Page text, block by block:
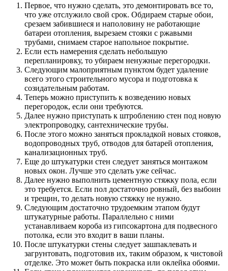
Первое, что нужно сделать, это демонтировать все то,
что уже отслужило свой срок. Обдираем старые обои,
срезаем забившиеся и наполовину не работающие
батареи отопления, вырезаем стояки с ржавыми
трубами, снимаем старое напольное покрытие.
Если есть намерения сделать небольшую
перепланировку, то убираем ненужные перегородки.
Следующим малоприятным пунктом будет удаление
всего этого строительного мусора и подготовка к
созидательным работам.
Теперь можно приступить к возведению новых
перегородок, если они требуются.
Далее нужно приступать к штроблению стен под новую
электропроводку, сантехнические трубы.
После этого можно заняться прокладкой новых стояков,
водопроводных труб, отводов для батарей отопления,
канализационных труб.
Еще до штукатурки стен следует заняться монтажом
новых окон. Лучше это сделать уже сейчас.
Далее нужно выполнить цементную стяжку пола, если
это требуется. Если пол достаточно ровный, без выбоин
и трещин, то делать новую стяжку не нужно.
Следующим достаточно трудоемким этапом будут
штукатурные работы. Параллельно с ними
устанавливаем короба из гипсокартона для подвесного
потолка, если это входит в ваши планы.
После штукатурки стены следует зашпаклевать и
загрунтовать, подготовив их, таким образом, к чистовой
отделке. Это может быть покраска или оклейка обоями.